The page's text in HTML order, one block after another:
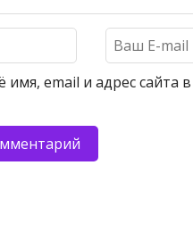
имя, email и адрес сайта